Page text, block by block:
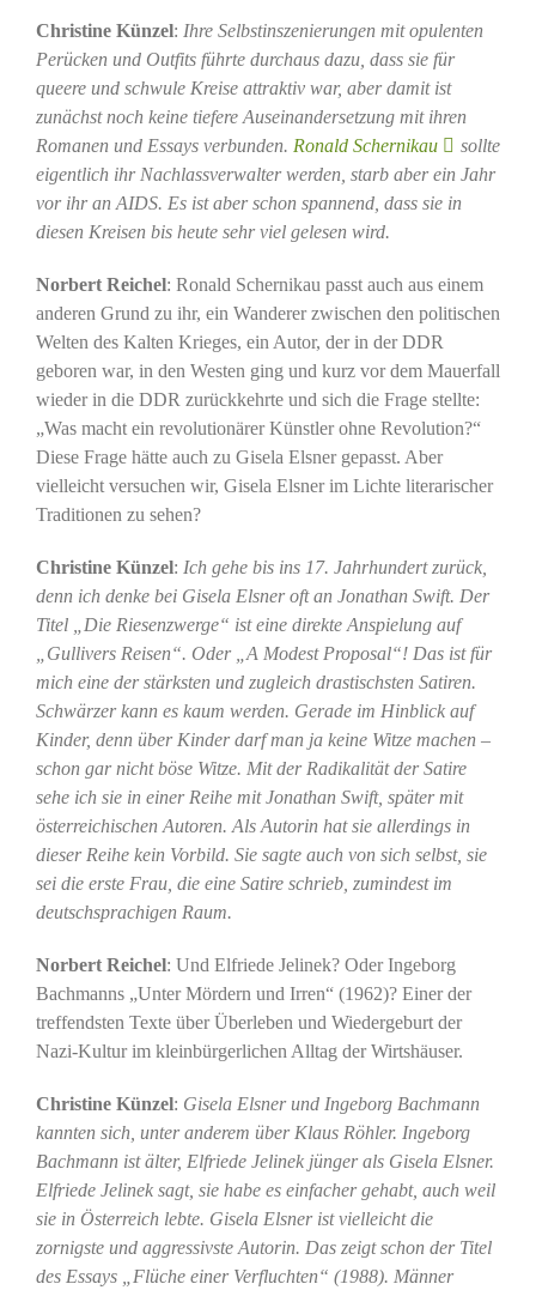
Christine Künzel: Ihre Selbstinszenierungen mit opulenten
Perücken und Outfits führte durchaus dazu, dass sie für
queere und schwule Kreise attraktiv war, aber damit ist
zunächst noch keine tiefere Auseinandersetzung mit ihren
Romanen und Essays verbunden. Ronald Schernikau
sollte
eigentlich ihr Nachlassverwalter werden, starb aber ein Jahr
vor ihr an AIDS. Es ist aber schon spannend, dass sie in
diesen Kreisen bis heute sehr viel gelesen wird.
Norbert Reichel: Ronald Schernikau passt auch aus einem
anderen Grund zu ihr, ein Wanderer zwischen den politischen
Welten des Kalten Krieges, ein Autor, der in der DDR
geboren war, in den Westen ging und kurz vor dem Mauerfall
wieder in die DDR zurückkehrte und sich die Frage stellte:
„Was macht ein revolutionärer Künstler ohne Revolution?“
Diese Frage hätte auch zu Gisela Elsner gepasst. Aber
vielleicht versuchen wir, Gisela Elsner im Lichte literarischer
Traditionen zu sehen?
Christine Künzel: Ich gehe bis ins 17. Jahrhundert zurück,
denn ich denke bei Gisela Elsner oft an Jonathan Swift. Der
Titel „Die Riesenzwerge“ ist eine direkte Anspielung auf
„Gullivers Reisen“. Oder „A Modest Proposal“! Das ist für
mich eine der stärksten und zugleich drastischsten Satiren.
Schwärzer kann es kaum werden. Gerade im Hinblick auf
Kinder, denn über Kinder darf man ja keine Witze machen –
schon gar nicht böse Witze. Mit der Radikalität der Satire
sehe ich sie in einer Reihe mit Jonathan Swift, später mit
österreichischen Autoren. Als Autorin hat sie allerdings in
dieser Reihe kein Vorbild. Sie sagte auch von sich selbst, sie
sei die erste Frau, die eine Satire schrieb, zumindest im
deutschsprachigen Raum.
Norbert Reichel: Und Elfriede Jelinek? Oder Ingeborg
Bachmanns „Unter Mördern und Irren“ (1962)? Einer der
treffendsten Texte über Überleben und Wiedergeburt der
Nazi-Kultur im kleinbürgerlichen Alltag der Wirtshäuser.
Christine Künzel: Gisela Elsner und Ingeborg Bachmann
kannten sich, unter anderem über Klaus Röhler. Ingeborg
Bachmann ist älter, Elfriede Jelinek jünger als Gisela Elsner.
Elfriede Jelinek sagt, sie habe es einfacher gehabt, auch weil
sie in Österreich lebte. Gisela Elsner ist vielleicht die
zornigste und aggressivste Autorin. Das zeigt schon der Titel
des Essays „Flüche einer Verfluchten“ (1988). Männer